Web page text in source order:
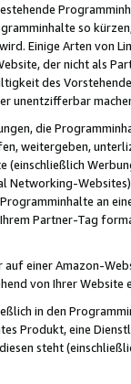
so
Einige Arten von
der nicht als
des
unentzifferbar
die
weitergeben,
(einschließlich
Networking-
an
Partner-Tag
einer Amazon-
von Ihrer
in den
Produkt, eine
steht